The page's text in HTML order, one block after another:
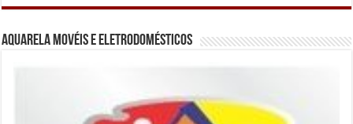
Aquarela Movéis e Eletrodomésticos